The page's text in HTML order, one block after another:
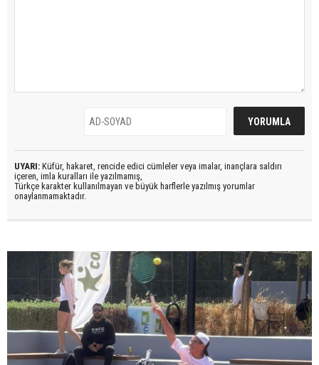
UYARI: Küfür, hakaret, rencide edici cümleler veya imalar, inançlara saldırı
içeren, imla kuralları ile yazılmamış,
Türkçe karakter kullanılmayan ve büyük harflerle yazılmış yorumlar
onaylanmamaktadır.